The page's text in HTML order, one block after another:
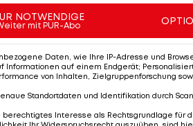
werden: Zum einen der Körper,
gut unter Kontrolle, auch bei
benötigt als bei
Munition und Waffen
gemacht, um die Qualität
NOTWENDIGE
mit PUR-Abo
Daten, wie Ihre IP-Adresse und
Informationen auf einem Endgerät;
von Inhalten, Zielgruppenforschung
Standortdaten und Identifikation durch
Interesse als Rechtsgrundlage für